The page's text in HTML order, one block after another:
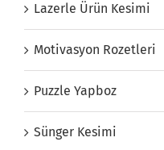
Lazerle Ürün Kesimi
Motivasyon Rozetleri
Puzzle Yapboz
Sünger Kesimi